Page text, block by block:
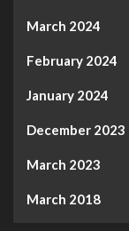
March 2024
February 2024
January 2024
December 2023
March 2023
March 2018